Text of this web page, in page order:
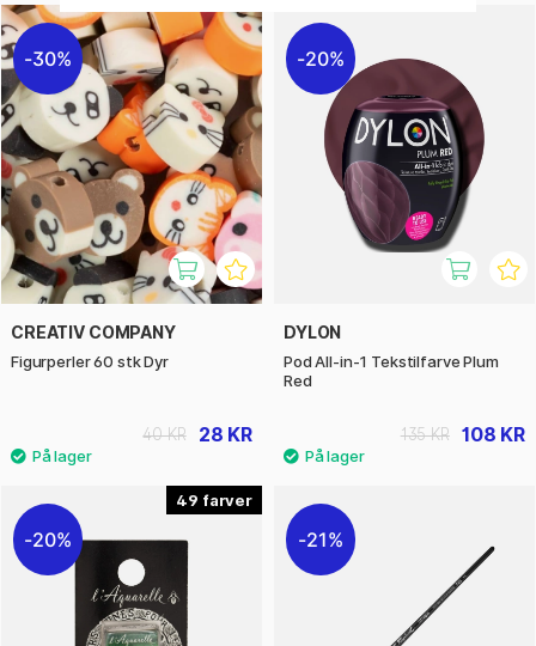
30%
CREATIV COMPANY
Figurperler 60 stk Dyr
28 KR
40 KR
20%
DYLON
Pod All-in-1 Tekstilfarve Plum
Red
108 KR
135 KR
49
20% 21%